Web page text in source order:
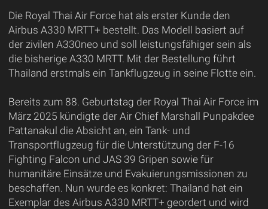
Die Royal Thai Air Force hat als erster Kunde den
Airbus A330 MRTT+ bestellt. Das Modell basiert auf
der zivilen A330neo und soll leistungsfähiger sein als
die bisherige A330 MRTT. Mit der Bestellung führt
Thailand erstmals ein Tankflugzeug in seine Flotte ein.
Bereits zum 88. Geburtstag der Royal Thai Air Force im
März 2025 kündigte der Air Chief Marshall Punpakdee
Pattanakul die Absicht an, ein Tank- und
Transportflugzeug für die Unterstützung der F-16
Fighting Falcon und JAS 39 Gripen sowie für
humanitäre Einsätze und Evakuierungsmissionen zu
beschaffen. Nun wurde es konkret: Thailand hat ein
Exemplar des Airbus A330 MRTT+ geordert und wird